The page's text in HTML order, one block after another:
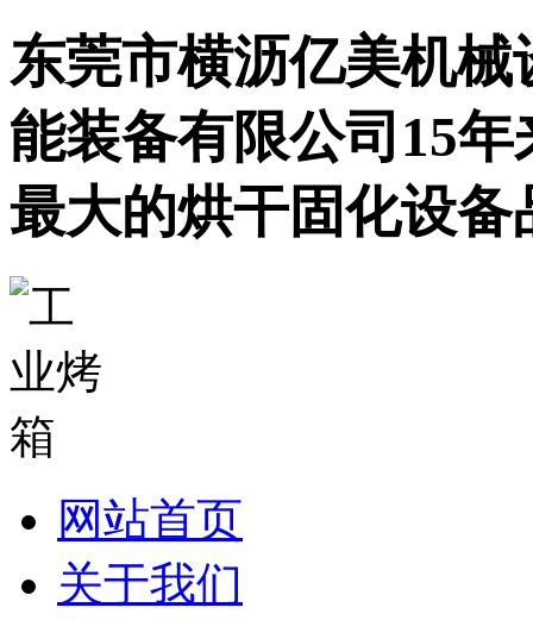
东莞市横沥亿美机
能装备有限公司15
最大的烘干固化设备
网站首页
关于我们